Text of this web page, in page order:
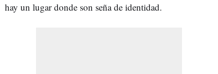
hay un lugar donde son seña de identidad.